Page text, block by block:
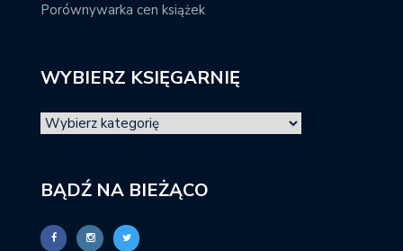
Porównywarka cen książek
WYBIERZ KSIĘGARNIĘ
BĄDŹ NA BIEŻĄCO